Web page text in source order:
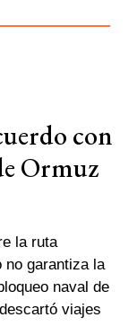
con
Ormuz
la ruta
no garantiza la
naval de
viajes